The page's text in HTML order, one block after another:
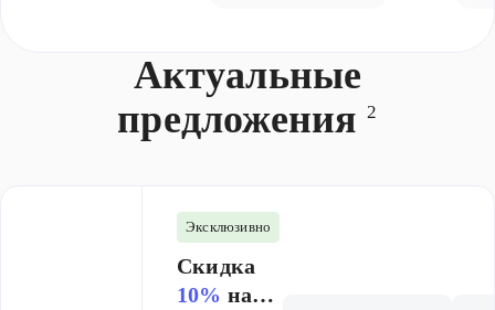
Актуальные
предложения 2
Эксклюзивно
Скидка
10% на